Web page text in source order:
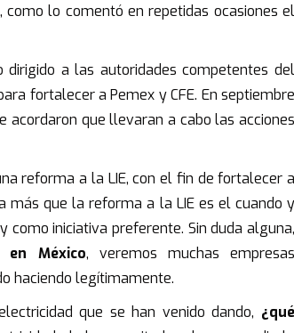
lo comentó en repetidas ocasiones el
a las autoridades competentes del
fortalecer a Pemex y CFE. En septiembre
acordaron que llevaran a cabo las acciones
reforma a la LIE, con el fin de fortalecer a
más que la reforma a la LIE es el cuando y
como iniciativa preferente. Sin duda alguna,
en México, veremos muchas empresas
haciendo legítimamente.
que se han venido dando, ¿qué